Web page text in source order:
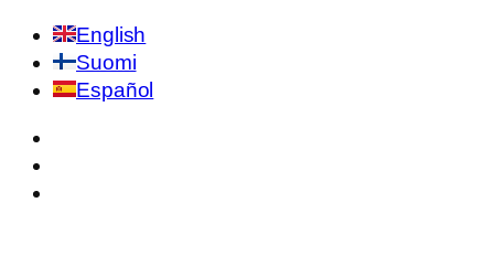
English
Suomi
Español